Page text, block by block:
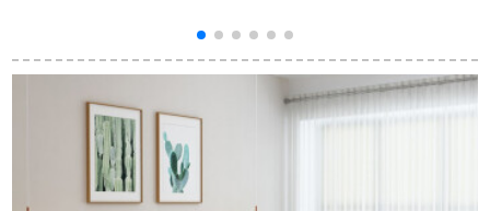
式ベドガス動態收納
納納納納納納納納納
納納納納納納納納納
納納納納納納納納納
納納納納納納納納納
納納納納納納納納付
ド寝室室経済型1.35
ベトパッド折り出1.5
带1350 mm*1900
ク1.5メテルベド純木
新品中国式ベド寝室
家具ダンベル2メトル